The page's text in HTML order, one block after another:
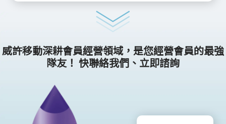
威許移動深耕會員經營領域，是您經營會員的最強
隊友！ 快聯絡我們、立即諮詢